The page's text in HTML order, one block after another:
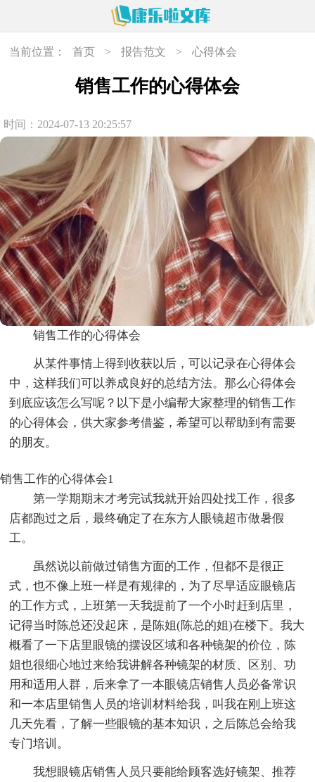
当前位置： 首页 > 报告范文 > 心得体会
销售工作的心得体会
时间：2024-07-13 20:25:57
销售工作的心得体会
从某件事情上得到收获以后，可以记录在心得体会
中，这样我们可以养成良好的总结方法。那么心得体会
到底应该怎么写呢？以下是小编帮大家整理的销售工作
的心得体会，供大家参考借鉴，希望可以帮助到有需要
的朋友。
销售工作的心得体会1
第一学期期末才考完试我就开始四处找工作，很多
店都跑过之后，最终确定了在东方人眼镜超市做暑假
工。
虽然说以前做过销售方面的工作，但都不是很正
式，也不像上班一样是有规律的，为了尽早适应眼镜店
的工作方式，上班第一天我提前了一个小时赶到店里，
记得当时陈总还没起床，是陈姐(陈总的姐)在楼下。我大
概看了一下店里眼镜的摆设区域和各种镜架的价位，陈
姐也很细心地过来给我讲解各种镜架的材质、区别、功
用和适用人群，后来拿了一本眼镜店销售人员必备常识
和一本店里销售人员的培训材料给我，叫我在刚上班这
几天先看，了解一些眼镜的基本知识，之后陈总会给我
专门培训。
我想眼镜店销售人员只要能给顾客选好镜架、推荐